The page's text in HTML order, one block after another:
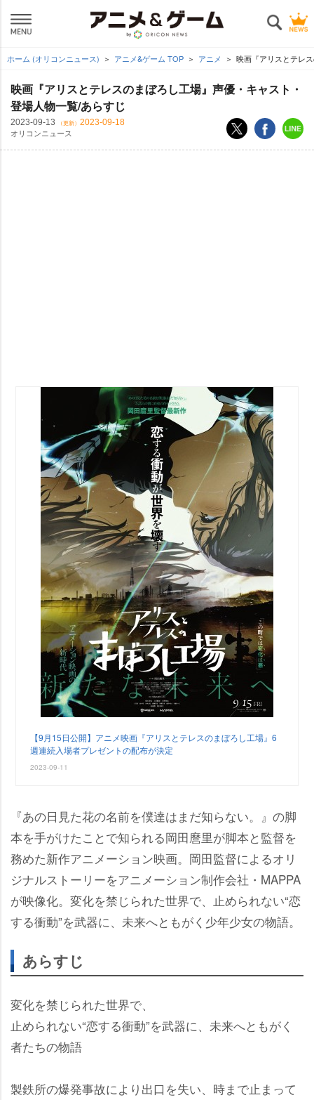
ホーム (オリコンニュース) アニメ&ゲーム TOP アニメ 映画『アリスとテレ
映画『アリスとテレスのまぼろし工場』声優・キャスト・
登場人物一覧/あらすじ
2023-09-13 （更新） 2023-09-18
オリコンニュース
【9月15日公開】アニメ映画『アリスとテレスのまぼろし工場』6
週連続入場者プレゼントの配布が決定
2023-09-11
『あの日見た花の名前を僕達はまだ知らない。』の脚
本を手がけたことで知られる岡田麿里が脚本と監督を
務めた新作アニメーション映画。岡田監督によるオリ
ジナルストーリーをアニメーション制作会社・MAPPA
が映像化。変化を禁じられた世界で、止められない“恋
する衝動”を武器に、未来へともがく少年少女の物語。
あらすじ
変化を禁じられた世界で、
止められない“恋する衝動”を武器に、未来へともがく
者たちの物語
製鉄所の爆発事故により出口を失い、時まで止まって